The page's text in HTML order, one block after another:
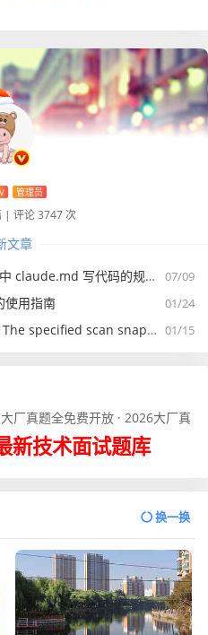
V 管理员
| 评论 3747 次
文章
07/09
写代码的规约文件
01/24
用指南
01/15
is out of available snapshotId range [17875, 178
厂真题全免费开放 · 2026大厂真
新技术面试题库
换一换